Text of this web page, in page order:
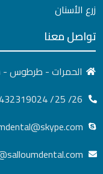
زرع الأسنان
تواصل معنا
الحمرات - طرطوس -
26/ 25/ 00963432319024